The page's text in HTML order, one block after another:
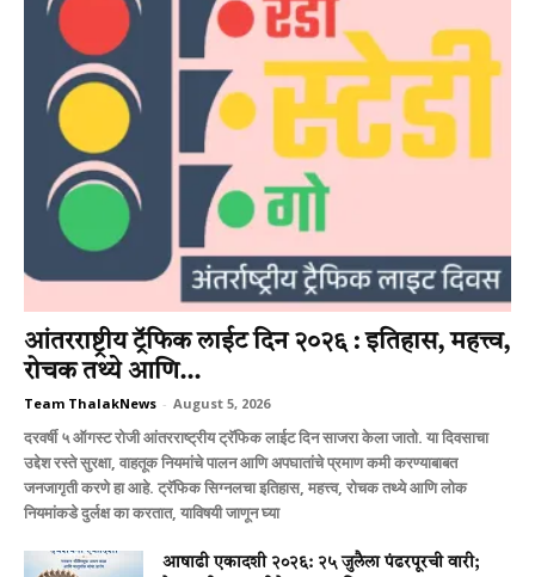
आंतरराष्ट्रीय ट्रॅफिक लाईट दिन २०२६ : इतिहास, महत्त्व,
रोचक तथ्ये आणि...
Team ThalakNews - August 5, 2026
दरवर्षी ५ ऑगस्ट रोजी आंतरराष्ट्रीय ट्रॅफिक लाईट दिन साजरा केला जातो. या दिवसाचा
उद्देश रस्ते सुरक्षा, वाहतूक नियमांचे पालन आणि अपघातांचे प्रमाण कमी करण्याबाबत
जनजागृती करणे हा आहे. ट्रॅफिक सिग्नलचा इतिहास, महत्त्व, रोचक तथ्ये आणि लोक
नियमांकडे दुर्लक्ष का करतात, याविषयी जाणून घ्या
आषाढी एकादशी २०२६: २५ जुलैला पंढरपूरची वारी;